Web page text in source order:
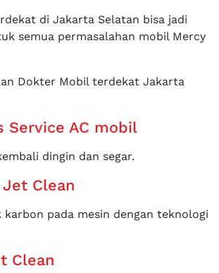
di Jakarta Selatan bisa jadi
semua permasalahan mobil Mercy
Dokter Mobil terdekat Jakarta
Service AC mobil
dingin dan segar.
Clean
karbon pada mesin dengan teknologi
Clean